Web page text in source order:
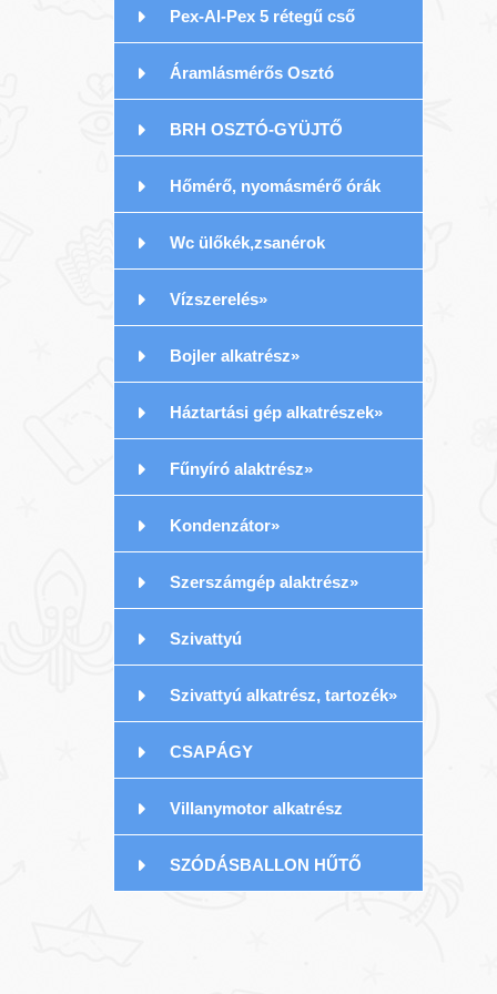
Pex-Al-Pex 5 rétegű cső
Áramlásmérős Osztó
BRH OSZTÓ-GYÜJTŐ
Rozsdamentes
Hőmérő, nyomásmérő órák
Wc ülőkék,zsanérok
Vízszerelés»
Bojler alkatrész»
Háztartási gép alkatrészek»
Fűnyíró alaktrész»
Kondenzátor»
Szerszámgép alaktrész»
Szivattyú
Szivattyú alkatrész, tartozék»
CSAPÁGY
Villanymotor alkatrész
SZÓDÁSBALLON HŰTŐ